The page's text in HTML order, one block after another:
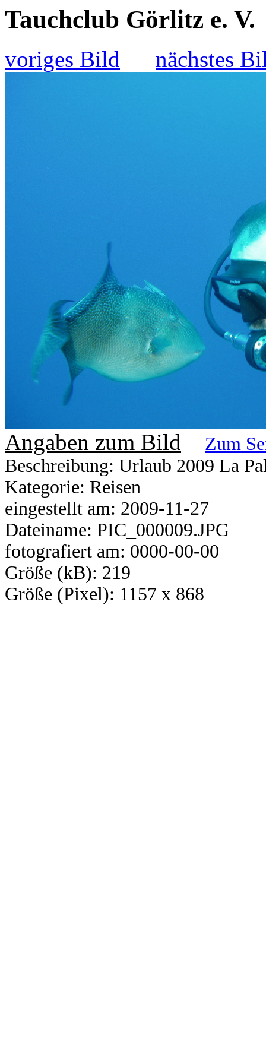
Tauchclub Görlitz e. V.
voriges Bild nächstes
Angaben zum Bild
Zum
Beschreibung: Urlaub 2009 La
Kategorie: Reisen
eingestellt am: 2009-11-27
Dateiname: PIC_000009.JPG
fotografiert am: 0000-00-00
Größe (kB): 219
Größe (Pixel): 1157 x 868